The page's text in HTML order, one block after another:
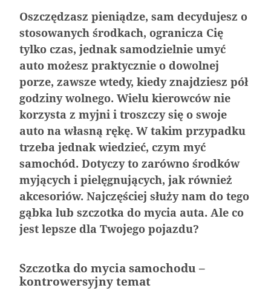
Nagrzane wnętrze samochodu – 5 porad jak
sobie poradzić?
Aerodynamika samochodu w projektowaniu
pojazdów sportowych
Klejenie szyb samochodowych – na czym
polega?
Jak dbać o wnętrze samochodu zimą
Oszczędzasz pieniądze, sam decydujesz o
stosowanych środkach, ogranicza Cię
tylko czas, jednak samodzielnie umyć
auto możesz praktycznie o dowolnej
porze, zawsze wtedy, kiedy znajdziesz pół
godziny wolnego. Wielu kierowców nie
korzysta z myjni i troszczy się o swoje
auto na własną rękę. W takim przypadku
trzeba jednak wiedzieć, czym myć
samochód. Dotyczy to zarówno środków
myjących i pielęgnujących, jak również
akcesoriów. Najczęściej służy nam do tego
gąbka lub szczotka do mycia auta. Ale co
jest lepsze dla Twojego pojazdu?
Szczotka do mycia samochodu –
kontrowersyjny temat